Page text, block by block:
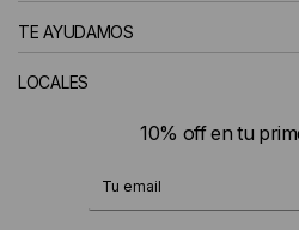
TE AYUDAMOS
LOCALES
10% off en tu
¡Te suscribiste exitosamente!